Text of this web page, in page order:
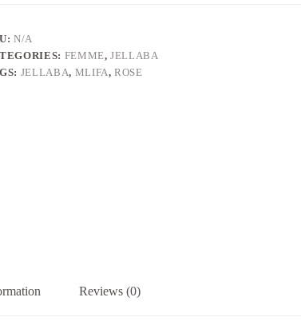
N/A
FEMME,JELLABA
JELLABA, MLIFA,ROSE
Reviews (0)